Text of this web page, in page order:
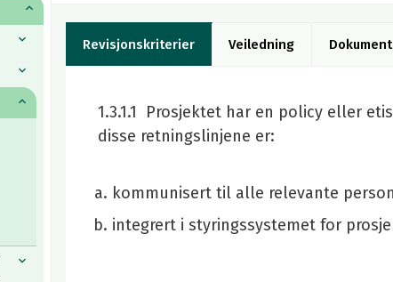
Revisjonskriterier Veiledning
1.3.1.1 Prosjektet har en policy eller
disse retningslinjene er:
kommunisert til alle relevante
integrert i styringssystemet for